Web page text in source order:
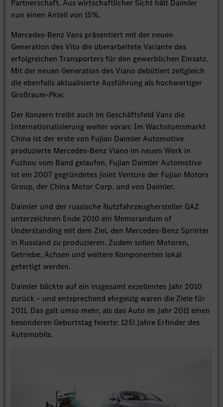
Partnerschaft. Aus wirtschaftlicher Sicht hält Daimler
nun einen Anteil von 15%.
Mercedes-Benz Vans präsentiert mit der neuen
Generation des Vito die überarbeitete Variante des
erfolgreichen Transporters für den gewerblichen Einsatz.
Mit der neuen Generation des Viano debütiert zeitgleich
die ebenfalls aktualisierte Ausführung als hochwertiger
Großraum-Pkw.
Der Konzern treibt auch im Geschäftsfeld Vans die
Internationalisierung weiter voran: Im Wachstumsmarkt
China ist der erste von Fujian Daimler Automotive
produzierte Mercedes-Benz Viano im neuen Werk in
Fuzhou vom Band gelaufen. Fujian Daimler Automotive
ist ein 2007 gegründetes Joint Venture der Fujian Motors
Group, der China Motor Corp. und von Daimler.
Daimler und der russische Nutzfahrzeughersteller GAZ
unterzeichnen Ende 2010 ein Memorandum of
Understanding mit dem Ziel, den Mercedes-Benz Sprinter
in Russland zu produzieren. Zudem sollen Motoren,
Getriebe, Achsen und weitere Komponenten lokal
gefertigt werden.
Daimler blickte auf ein insgesamt exzellentes Jahr 2010
zurück – und entsprechend ehrgeizig waren die Ziele für
2011. Das galt umso mehr, als das Auto im Jahr 2011 einen
besonderen Geburtstag feierte: 125! Jahre Erfinder des
Automobils.